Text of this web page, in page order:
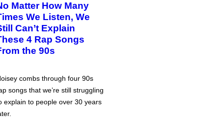
Matter How Many
We Listen, We
Can’t Explain
4 Rap Songs
the 90s
combs through four 90s
songs that we’re still struggling
explain to people over 30 years